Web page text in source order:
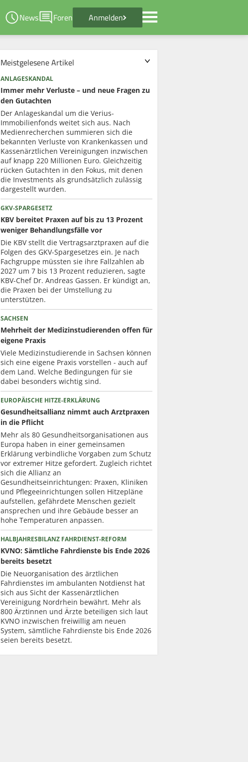
News Foren Anmelden
Meistgelesene Artikel
ANLAGESKANDAL
Immer mehr Verluste – und neue Fragen zu
den Gutachten
Der Anlageskandal um die Verius-
Immobilienfonds weitet sich aus. Nach
Medienrecherchen summieren sich die
bekannten Verluste von Krankenkassen und
Kassenärztlichen Vereinigungen inzwischen
auf knapp 220 Millionen Euro. Gleichzeitig
rücken Gutachten in den Fokus, mit denen
die Investments als grundsätzlich zulässig
dargestellt wurden.
GKV-SPARGESETZ
KBV bereitet Praxen auf bis zu 13 Prozent
weniger Behandlungsfälle vor
Die KBV stellt die Vertragsarztpraxen auf die
Folgen des GKV-Spargesetzes ein. Je nach
Fachgruppe müssten sie ihre Fallzahlen ab
2027 um 7 bis 13 Prozent reduzieren, sagte
KBV-Chef Dr. Andreas Gassen. Er kündigt an,
die Praxen bei der Umstellung zu
unterstützen.
SACHSEN
Mehrheit der Medizinstudierenden offen für
eigene Praxis
Viele Medizinstudierende in Sachsen können
sich eine eigene Praxis vorstellen - auch auf
dem Land. Welche Bedingungen für sie
dabei besonders wichtig sind.
EUROPÄISCHE HITZE-ERKLÄRUNG
Gesundheitsallianz nimmt auch Arztpraxen
in die Pflicht
Mehr als 80 Gesundheits­organisationen aus
Europa haben in einer gemeinsamen
Erklärung verbindliche Vorgaben zum Schutz
vor extremer Hitze gefordert. Zugleich richtet
sich die Allianz an
Gesundheitseinrichtungen: Praxen, Kliniken
und Pflegeeinrichtungen sollen Hitzepläne
aufstellen, gefährdete Menschen gezielt
ansprechen und ihre Gebäude besser an
hohe Temperaturen anpassen.
HALBJAHRESBILANZ FAHRDIENST-REFORM
KVNO: Sämtliche Fahrdienste bis Ende 2026
bereits besetzt
Die Neuorganisation des ärztlichen
Fahrdienstes im ambulanten Notdienst hat
sich aus Sicht der Kassenärztlichen
Vereinigung Nordrhein bewährt. Mehr als
800 Ärztinnen und Ärzte beteiligen sich laut
KVNO inzwischen freiwillig am neuen
System, sämtliche Fahrdienste bis Ende 2026
seien bereits besetzt.